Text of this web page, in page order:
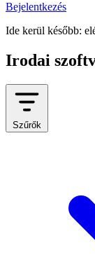
Bejelentkezés
Ide kerül később:
Irodai
Szűrők